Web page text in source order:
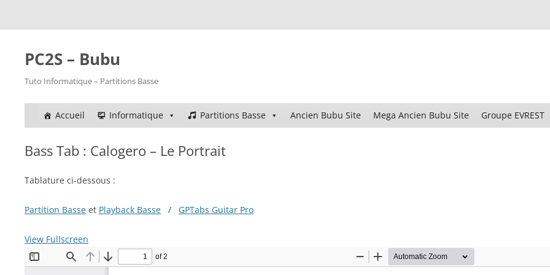
PC2S – Bubu
Tuto Informatique – Partitions Basse
Aller
au
Accueil Informatique Partitions Basse Ancien Bubu Site Mega Ancien Bubu Site Groupe EVREST
Bass Tab : Calogero – Le Portrait
Tablature ci-dessous :
Partition Basse et Playback Basse / GPTabs Guitar Pro
View Fullscreen